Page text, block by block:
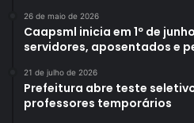
26 de maio de 2026
Caapsml inicia em 1º de
servidores, aposentados e
21 de julho de 2026
Prefeitura abre teste
professores temporários